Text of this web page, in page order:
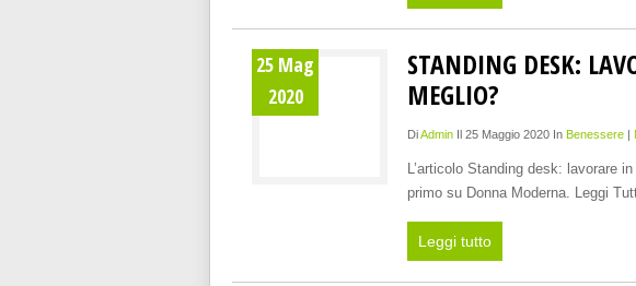
25 Mag
2020
STANDING DESK:
MEGLIO?
DiAdmin Il 25 Maggio 2020 InBenessere |
L’articolo Standing desk: lavorare
primo su Donna Moderna. Leggi
Leggi tutto